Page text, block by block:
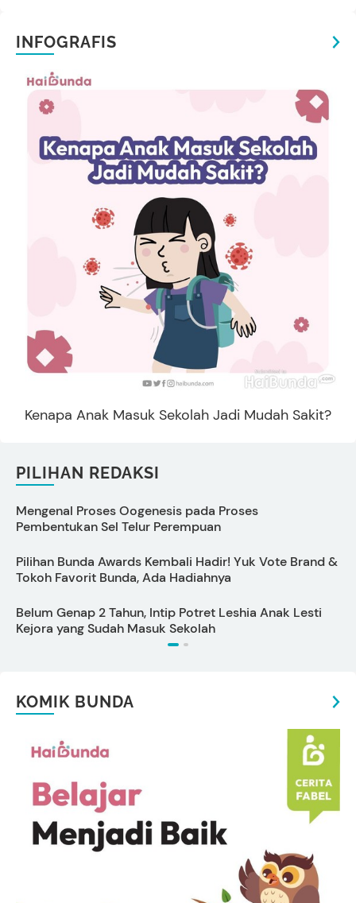
INFOGRAFIS
Kenapa Anak Masuk Sekolah Jadi Mudah Sakit?
PILIHAN REDAKSI
Mengenal Proses Oogenesis pada Proses
Pembentukan Sel Telur Perempuan
Pilihan Bunda Awards Kembali Hadir! Yuk Vote Brand &
Tokoh Favorit Bunda, Ada Hadiahnya
Belum Genap 2 Tahun, Intip Potret Leshia Anak Lesti
Kejora yang Sudah Masuk Sekolah
KOMIK BUNDA